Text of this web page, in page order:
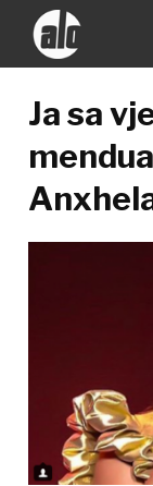
Ja sa